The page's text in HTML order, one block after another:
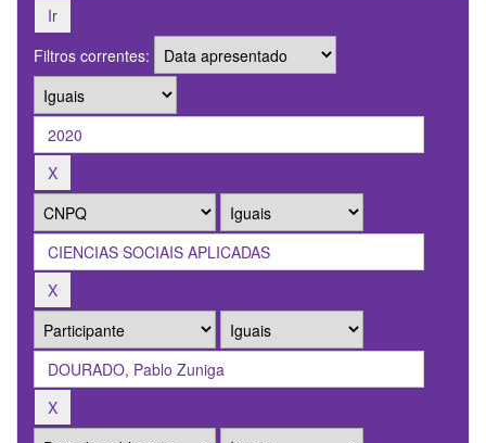
Filtros correntes: